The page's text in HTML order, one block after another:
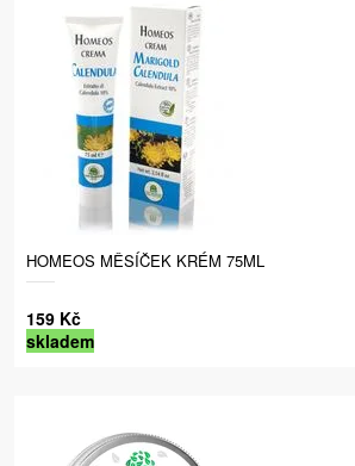
HOMEOS MĚSÍČEK KRÉM 75ML
159 Kč
skladem